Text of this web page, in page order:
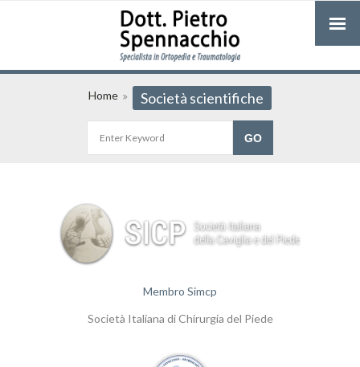
Home Società scientifiche
Membro Simcp
Società Italiana di Chirurgia del Piede